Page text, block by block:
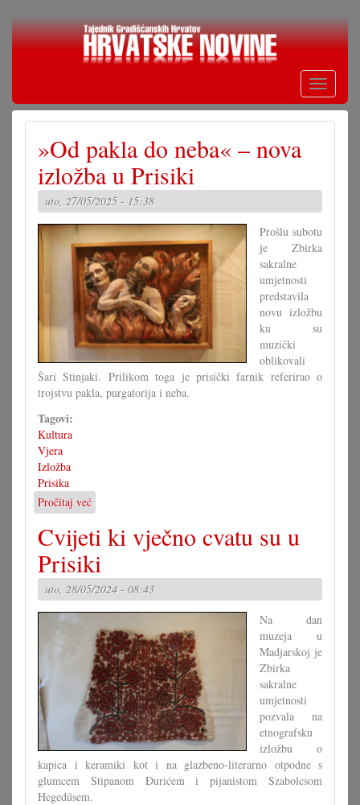
Skoči
Toggle
»Od pakla do neba« – nova
izložba u Prisiki
uto, 27/05/2025 - 15:38
Prošlu subotu
je Zbirka
sakralne
umjetnosti
predstavila
novu izložbu
ku su
muzički
oblikovali
Šari Stinjaki. Prilikom toga je prisički farnik referirao o
trojstvu pakla, purgatorija i neba.
Tagovi:
Kultura
Vjera
Izložba
Prisika
Pročitaj već
»Od
pakla
do
neba«
–
nova
izložba
u
Prisiki
Cvijeti ki vječno cvatu su u
Prisiki
uto, 28/05/2024 - 08:43
Na dan
muzeja u
Madjarskoj je
Zbirka
sakralne
umjetnosti
pozvala na
etnografsku
izložbu o
kapica i keramiki kot i na glazbeno-literarno otpodne s
glumcem Stipanom Đurićem i pijanistom Szabolcsom
Hegedűsem.